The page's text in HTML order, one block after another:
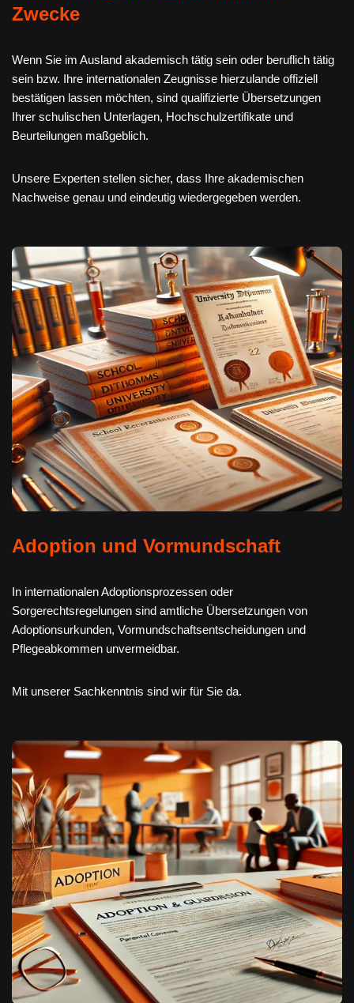
Zwecke
Wenn Sie im Ausland akademisch tätig sein oder beruflich tätig
sein bzw. Ihre internationalen Zeugnisse hierzulande offiziell
bestätigen lassen möchten, sind qualifizierte Übersetzungen
Ihrer schulischen Unterlagen, Hochschulzertifikate und
Beurteilungen maßgeblich.
Unsere Experten stellen sicher, dass Ihre akademischen
Nachweise genau und eindeutig wiedergegeben werden.
Adoption und Vormundschaft
In internationalen Adoptionsprozessen oder
Sorgerechtsregelungen sind amtliche Übersetzungen von
Adoptionsurkunden, Vormundschaftsentscheidungen und
Pflegeabkommen unvermeidbar.
Mit unserer Sachkenntnis sind wir für Sie da.